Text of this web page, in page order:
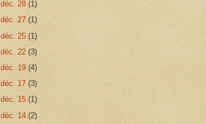
déc. 28 (1)
déc. 27 (1)
déc. 25 (1)
déc. 22 (3)
déc. 19 (4)
déc. 17 (3)
déc. 15 (1)
déc. 14 (2)